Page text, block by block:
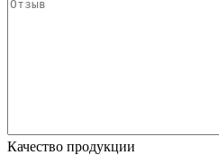
Качество продукции